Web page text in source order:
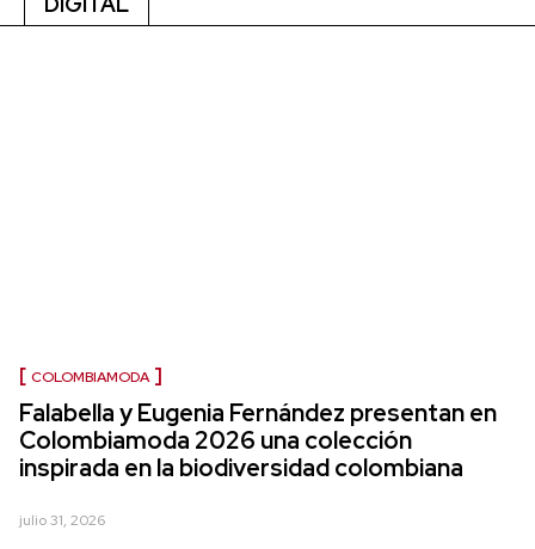
COLOMBIAMODA
Falabella y Eugenia Fernández presentan en
Colombiamoda 2026 una colección
inspirada en la biodiversidad colombiana
julio 31, 2026